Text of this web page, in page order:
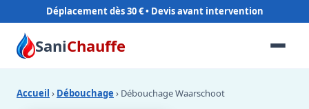
Déplacement dès 30 €
SaniChauffe
Accueil › Débouchage › Débouchage Waarschoot